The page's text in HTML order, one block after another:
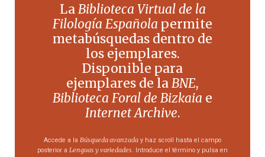
LaBiblioteca Virtual de la
Filología Española permite
metabúsquedas dentro de
los ejemplares.
Disponible para
ejemplares de laBNE,
Biblioteca Foral de Bizkaia e
Internet Archive.
Accede a la Búsqueda avanzada y haz scroll hasta el campo
posterior a Lenguas y variedades . Introduce el término y pulsa en